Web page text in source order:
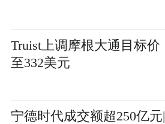
Truist上调摩根大通目标价
至332美元
宁德时代成交额超250亿元|